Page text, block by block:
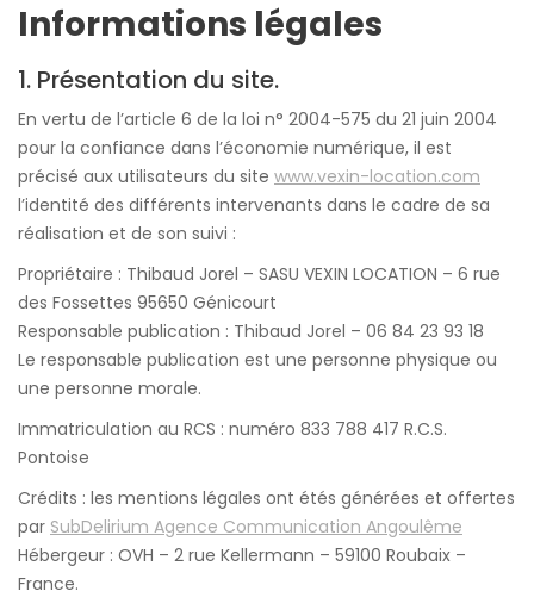
Informations légales
1. Présentation du site.
En vertu de l’article 6 de la loi n° 2004-575 du 21 juin 2004
pour la confiance dans l’économie numérique, il est
précisé aux utilisateurs du site www.vexin-location.com
l’identité des différents intervenants dans le cadre de sa
réalisation et de son suivi :
Propriétaire : Thibaud Jorel – SASU VEXIN LOCATION – 6 rue
des Fossettes 95650 Génicourt
Responsable publication : Thibaud Jorel – 06 84 23 93 18
Le responsable publication est une personne physique ou
une personne morale.
Immatriculation au RCS : numéro 833 788 417 R.C.S.
Pontoise
Crédits : les mentions légales ont étés générées et offertes
par SubDelirium Agence Communication Angoulême
Hébergeur : OVH – 2 rue Kellermann – 59100 Roubaix –
France.